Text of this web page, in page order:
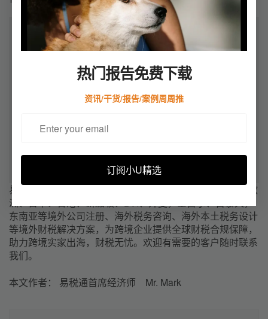
热门报告免费下载
资讯/干货/报告/案例周周推
订阅小U精选
易税通是华南地区著名的跨境财税服务机构，提供美国、欧
洲、日本、香港、新加坡、BVI、开曼，塞舌尔、百慕大，
东南亚等境外公司注册、海外税务咨询、海外本土税务设计
等境外财税解决方案，为跨境企业提供全球财税合规保障，
助力跨境实家出海，财税无忧。欢迎有需要的客户随时联系
我们。
本文作者： 易税通首席经济师 Mr. Mark